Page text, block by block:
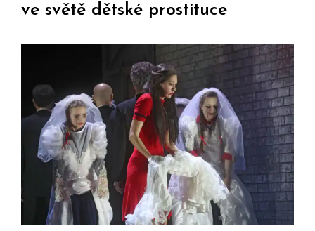
ve světě dětské prostituce